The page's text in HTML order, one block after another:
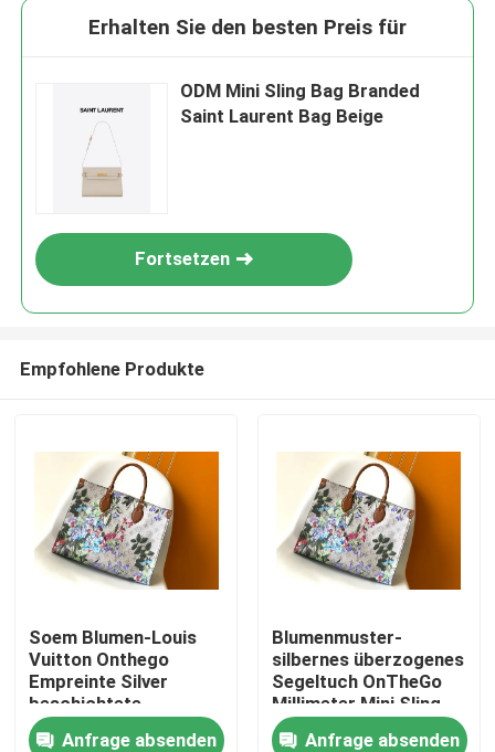
Erhalten Sie den besten Preis für
ODM Mini Sling Bag Branded
Saint Laurent Bag Beige
Fortsetzen
Empfohlene Produkte
Soem Blumen-Louis
Vuitton Onthego
Empreinte Silver
beschichtete
Segeltuch Tote Bag
Anfrage absenden
Blumenmuster-
silbernes überzogenes
Segeltuch OnTheGo
Millimeter Mini Sling
Bag Branded M81724
Anfrage absenden